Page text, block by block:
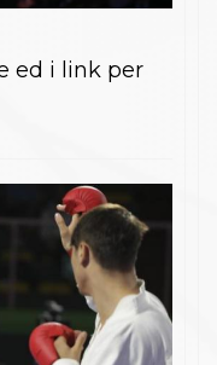
ed i link per